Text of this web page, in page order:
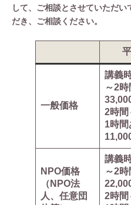
して、ご相談とさせていただ
だき、ご相談ください。
一般価格
講義
～2時
2時間
1時間
NPO価格
（NPO法
人、任意団
講義
～2時
2時間